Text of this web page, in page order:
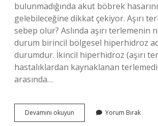
bulunmadığında akut böbrek
gelebileceğine dikkat çekiyor. Aşırı
sebep olur? Aslında aşırı terlemenin
durum birincil bölgesel hiperhidroz
durumdur. İkincil hiperhidroz (aşırı
hastalıklardan kaynaklanan
arasında…
Devamını okuyun
Terleme
Yorum Bırak